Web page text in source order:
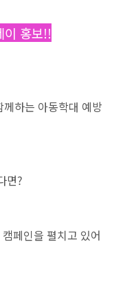
이 홍보!!
께하는 아동학대 예방
면?
페인을 펼치고 있어